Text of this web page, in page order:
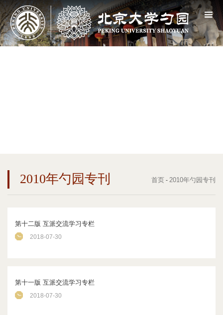
2010年勺园专刊 首页 - 2010年勺园专刊
第十二版 互派交流学习专栏
2018-07-30
第十一版 互派交流学习专栏
2018-07-30